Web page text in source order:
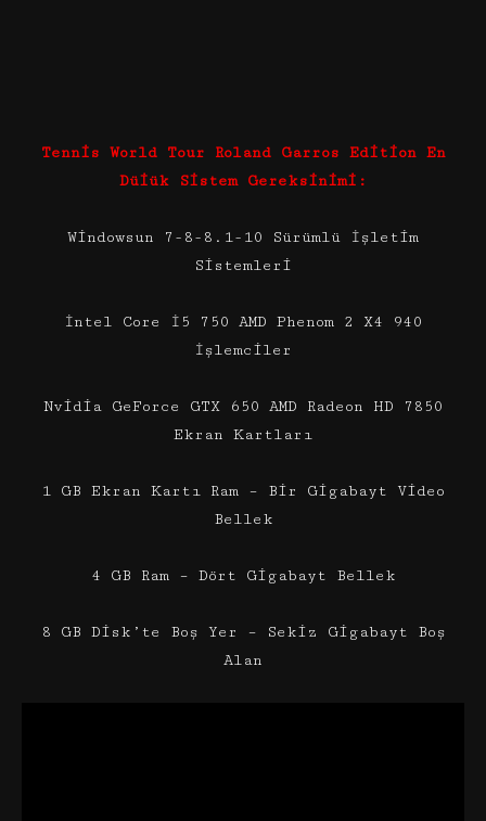
Tennis World Tour Roland Garros Edition En
Düiük Sistem Gereksinimi:
Windowsun 7-8-8.1-10 Sürümlü İşletim
Sistemleri
İntel Core İ5 750 AMD Phenom 2 X4 940
İşlemciler
Nvidia GeForce GTX 650 AMD Radeon HD 7850
Ekran Kartları
1 GB Ekran Kartı Ram – Bir Gigabayt Video
Bellek
4 GB Ram – Dört Gigabayt Bellek
8 GB Disk’te Boş Yer – Sekiz Gigabayt Boş
Alan